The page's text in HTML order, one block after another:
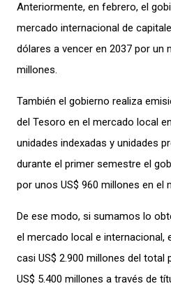
Anteriormente, en febrero, el
mercado internacional de
dólares a vencer en 2037 por un
millones.
También el gobierno realiza
del Tesoro en el mercado local
unidades indexadas y unidades
durante el primer semestre el
por unos US$ 960 millones en el
De ese modo, si sumamos lo
el mercado local e internacional,
casi US$ 2.900 millones del total
US$ 5.400 millones a través de